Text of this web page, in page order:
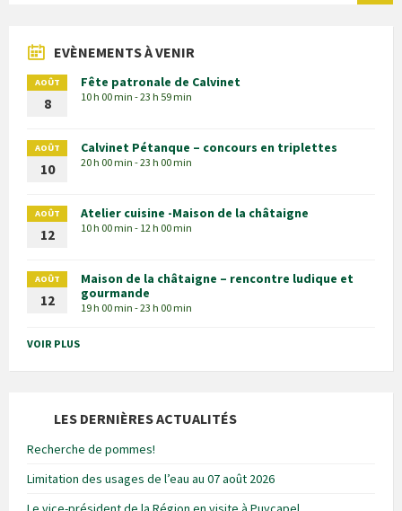
EVÈNEMENTS À VENIR
AOÛT
8
Fête patronale de Calvinet
10 h 00 min - 23 h 59 min
AOÛT
10
Calvinet Pétanque – concours en triplettes
20 h 00 min - 23 h 00 min
AOÛT
12
Atelier cuisine -Maison de la châtaigne
10 h 00 min - 12 h 00 min
AOÛT
12
Maison de la châtaigne – rencontre ludique et
gourmande
19 h 00 min - 23 h 00 min
VOIR PLUS
LES DERNIÈRES ACTUALITÉS
Recherche de pommes!
Limitation des usages de l’eau au 07 août 2026